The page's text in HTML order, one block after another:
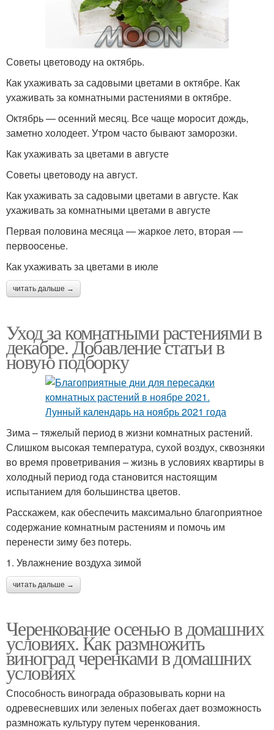
Советы цветоводу на октябрь.
Как ухаживать за садовыми цветами в октябре. Как
ухаживать за комнатными растениями в октябре.
Октябрь — осенний месяц. Все чаще моросит дождь,
заметно холодеет. Утром часто бывают заморозки.
Как ухаживать за цветами в августе
Советы цветоводу на август.
Как ухаживать за садовыми цветами в августе. Как
ухаживать за комнатными цветами в августе
Первая половина месяца — жаркое лето, вторая —
первоосенье.
Как ухаживать за цветами в июле
читать дальше →
Уход за комнатными растениями в
декабре. Добавление статьи в
новую подборку
Зима – тяжелый период в жизни комнатных растений.
Слишком высокая температура, сухой воздух, сквозняки
во время проветривания – жизнь в условиях квартиры в
холодный период года становится настоящим
испытанием для большинства цветов.
Расскажем, как обеспечить максимально благоприятное
содержание комнатным растениям и помочь им
перенести зиму без потерь.
1. Увлажнение воздуха зимой
читать дальше →
Черенкование осенью в домашних
условиях. Как размножить
виноград черенками в домашних
условиях
Способность винограда образовывать корни на
одревесневших или зеленых побегах дает возможность
размножать культуру путем черенкования.